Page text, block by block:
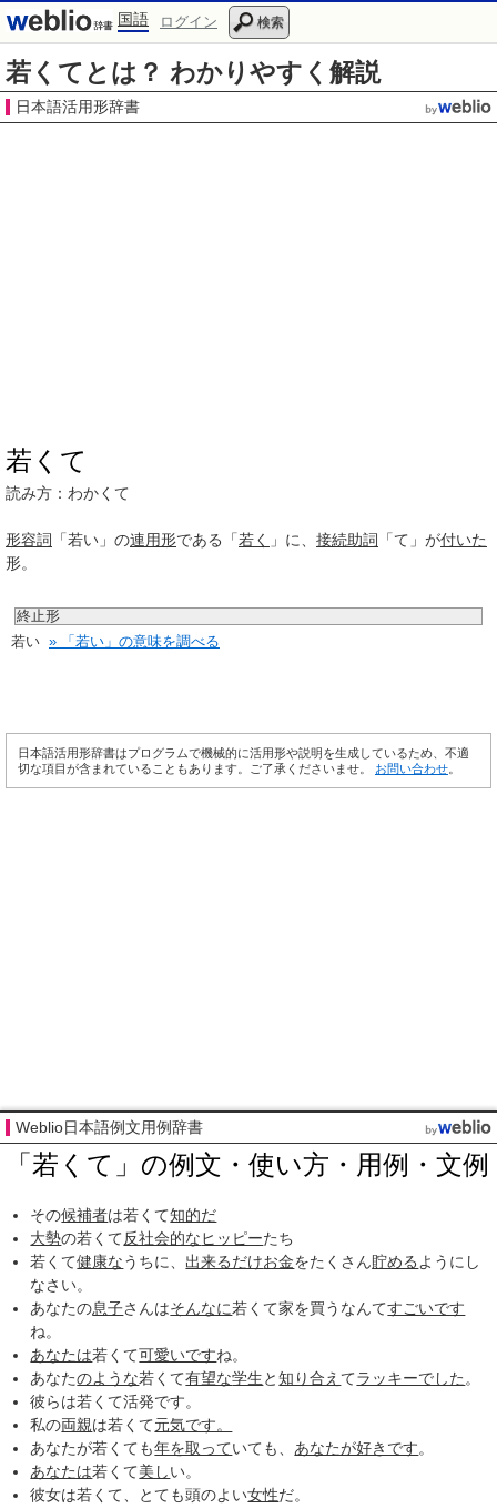
国語 ログイン 検索
若くてとは？ わかりやすく解説
日本語活用形辞書
若くて
読み方：わかくて
形容詞 「若い」の連用形である「若く 」に、 接続助詞 「て」が付いた
形。
終止形
若い » 「若い」の意味を調べる
日本語活用形辞書はプログラムで機械的に活用形や説明を生成しているため、不適
切な項目が含まれていることもあります。ご了承くださいませ。 お問い合わせ
Weblio日本語例文用例辞書
「若くて」の例文・使い方・用例・文例
その候補者は若くて知的だ
大勢の若くて反社会的なヒッピーたち
若くて健康なうちに、 出来るだけお金をたくさん貯める ようにし
なさい。
あなたの息子さんはそんなに若くて家を買うなんてすごいです
ね。
あなたは若くて可愛いですね。
あなたのような若くて有望な学生と知り合え てラッキーでした 。
彼らは若くて活発です。
私の両親は若くて元気です。
あなたが若くても年を取っていても、 あなたが好きです。
あなたは若くて美しい。
彼女は若くて、とても頭のよい女性だ。